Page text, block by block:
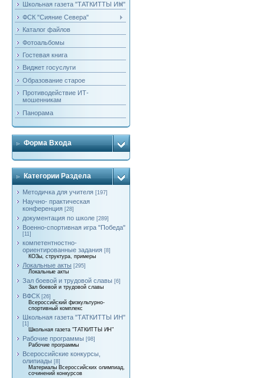
Школьная газета "ТАТКИТТЫ ИН"
ФСК "Сияние Севера"
Каталог файлов
Фотоальбомы
Гостевая книга
Виджет госуслуги
Образование старое
Противодействие ИТ-
мошенникам
Панорама
Форма Входа
Категории Раздела
Методичка для учителя [197]
Научно- практическая
конференция [28]
документация по школе [289]
Военно-спортивная игра "Победа"
[11]
компетентностно-
ориентированные задания [8]
КОЗы, структура, примеры
Локальные акты [295]
Локальные акты
Зал боевой и трудовой славы [6]
Зал боевой и трудовой славы
ВФСК [26]
Всероссийский физкультурно-
спортивный комплекс
Школьная газета "ТАТКИТТЫ ИН"
[1]
Школьная газета "ТАТКИТТЫ ИН"
Рабочие программы [98]
Рабочие программы
Всероссийские конкурсы,
олипиады [8]
Материалы Всероссийских олимпиад,
сочинений конкурсов